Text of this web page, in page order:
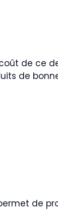
de ce
de
de